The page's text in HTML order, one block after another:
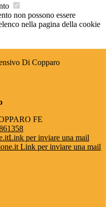
non possono essere
nella pagina della cookie
Di Copparo
FE
Link per inviare una mail
Link per inviare una mail